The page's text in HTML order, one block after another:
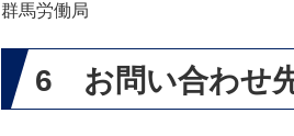
群馬労働局
6 お問い合わせ